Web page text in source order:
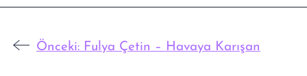
Önceki: Fulya Çetin – Havaya Karışan